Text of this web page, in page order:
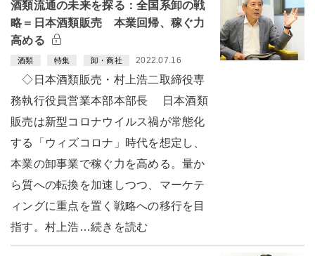
酒類流通の未来を探る：全国系卸の戦
略＝日本酒類販売 本業回帰、稼ぐ力
高める
酒類 特集 卸・商社 2022.07.16
◇日本酒類販売・村上浩二取締役専
務執行役員営業本部本部長 日本酒類
販売は新型コロナウイルス禍が常態化
する「ウィズコロナ」時代を想定し、
本業の卸事業で稼ぐ力を高める。量か
ら質への転換を加速しつつ、マーケテ
ィングに重点を置く戦略への移行を目
指す。村上浩…続きを読む